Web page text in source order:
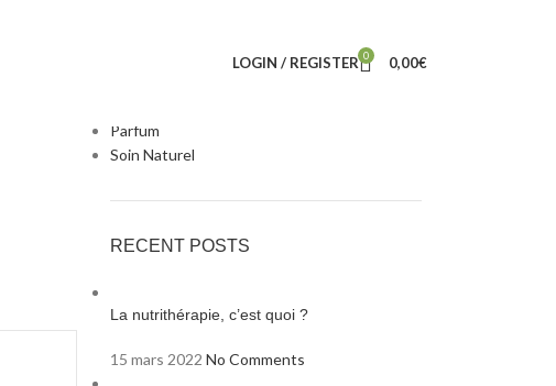
LOGIN / REGISTER 0 0,00€
Complement alimentaire
Parfum
Soin Naturel
RECENT POSTS
La nutrithérapie, c’est quoi ?
15 mars 2022 No Comments